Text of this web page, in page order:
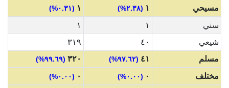
مسيحي
١ (٢.٣٨%) ١ (٠.٣١%)
سني ١
١
شيعي
٤٠
٣١٩
مسلم
٤١ (٩٧.٦٢%) ٣٢٠ (٩٩.٦٩%)
مختلف ٠ (٠.٠٠%) ٠ (٠.٠٠%)